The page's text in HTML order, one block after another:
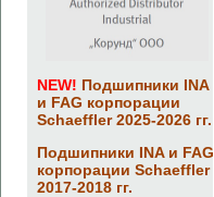
NEW! Подшипники INA
и FAG корпорации
Schaeffler 2025-2026 гг.
Подшипники INA и FAG
корпорации Schaeffler
2017-2018 гг.